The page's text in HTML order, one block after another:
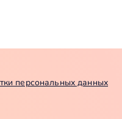
персональных данных